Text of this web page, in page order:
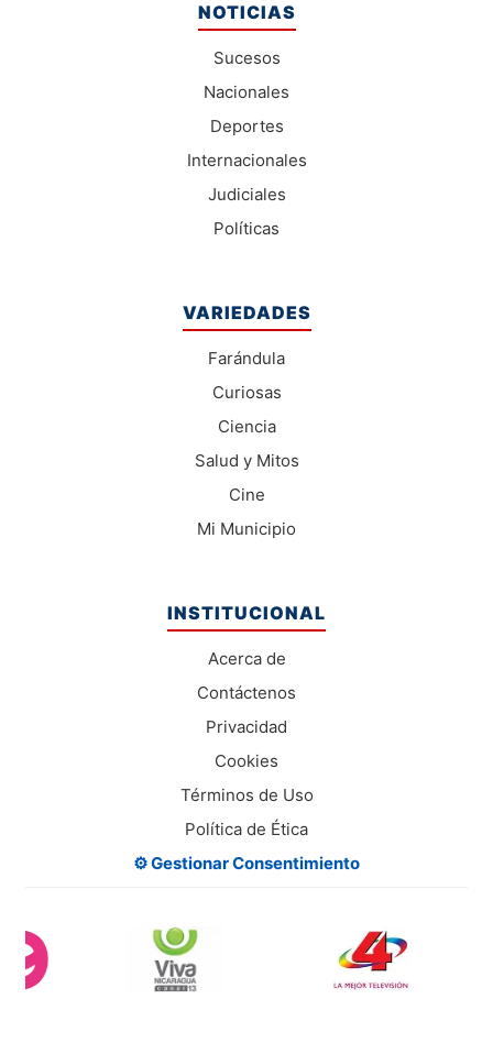
NOTICIAS
Sucesos
Nacionales
Deportes
Internacionales
Judiciales
Políticas
VARIEDADES
Farándula
Curiosas
Ciencia
Salud y Mitos
Cine
Mi Municipio
INSTITUCIONAL
Acerca de
Contáctenos
Privacidad
Cookies
Términos de Uso
Política de Ética
⚙️ Gestionar Consentimiento